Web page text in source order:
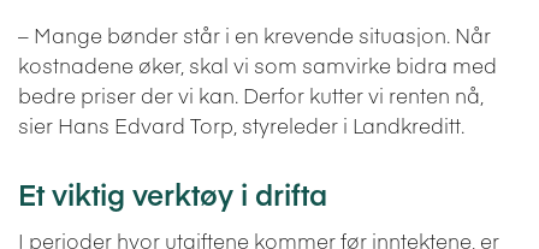
– Mange bønder står i en krevende situasjon. Når
kostnadene øker, skal vi som samvirke bidra med
bedre priser der vi kan. Derfor kutter vi renten nå,
sier Hans Edvard Torp, styreleder i Landkreditt.
Et viktig verktøy i drifta
I perioder hvor utgiftene kommer før inntektene, er